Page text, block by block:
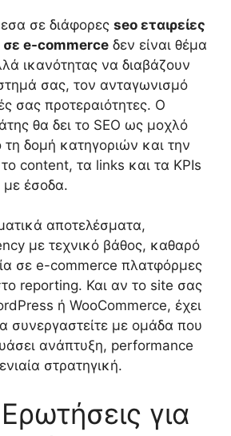
σε διάφορες seo εταιρείες
σε e-commerce δεν είναι θέμα
ικανότητας να διαβάζουν
σας, τον ανταγωνισμό
σας προτεραιότητες. Ο
θα δει το SEO ως μοχλό
δομή κατηγοριών και την
content, τα links και τα KPIs
με έσοδα.
αποτελέσματα,
με τεχνικό βάθος, καθαρό
σε e-commerce πλατφόρμες
reporting. Και αν το site σας
ή WooCommerce, έχει
συνεργαστείτε με ομάδα που
ανάπτυξη, performance
στρατηγική.
για